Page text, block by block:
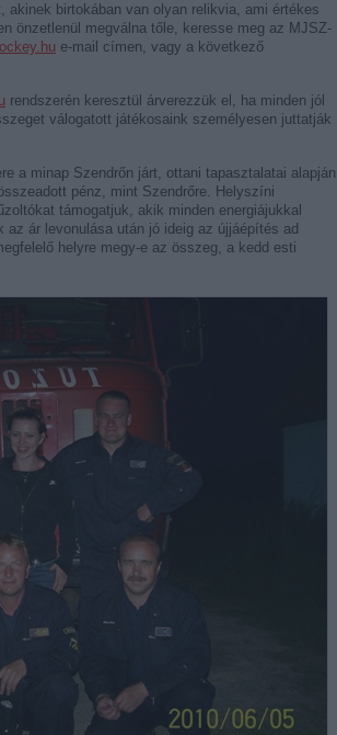
birtokában van olyan relikvia, ami értékes
önzetlenül megválna tőle, keresse meg az MJSZ-
e-mail címen, vagy a következő
rendszerén keresztül árverezzük el, ha minden jól
válogatott játékosaink személyesen juttatják
a minap Szendrőn járt, ottani tapasztalatai alapján
pénz, mint Szendrőre. Helyszíni
támogatjuk, akik minden energiájukkal
ár levonulása után jó ideig az újjáépítés ad
helyre megy-e az összeg, a kedd esti